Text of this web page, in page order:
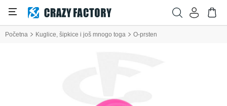
Početna Kuglice, šipkice i još mnogo toga O-prsten